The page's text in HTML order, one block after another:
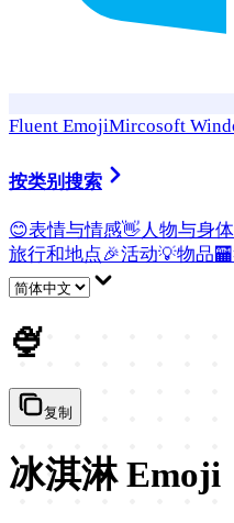
Fluent EmojiMircosoft
按类别搜索
😊表情与情感👋 人物与身体
旅行和地点🎉活动💡物品🏧
🍨
复制
冰淇淋 Emoji